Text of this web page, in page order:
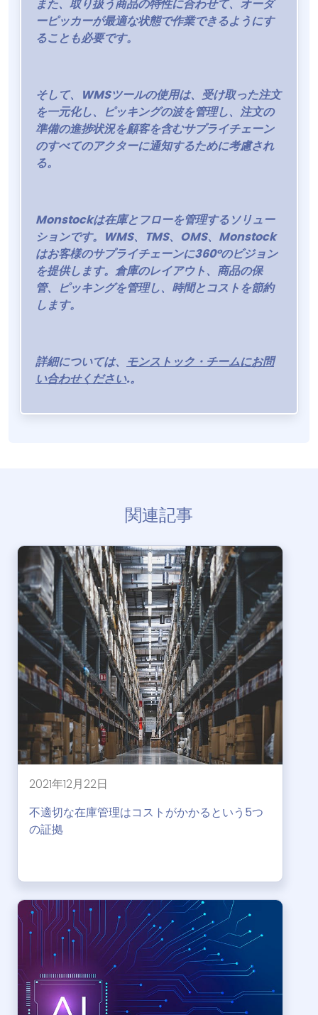
また、取り扱う商品の特性に合わせて、オーダ
ーピッカーが最適な状態で作業できるようにす
ることも必要です。
そして、WMSツールの使用は、受け取った注文
を一元化し、ピッキングの波を管理し、注文の
準備の進捗状況を顧客を含むサプライチェーン
のすべてのアクターに通知するために考慮され
る。
Monstockは在庫とフローを管理するソリュー
ションです。WMS、TMS、OMS、Monstock
はお客様のサプライチェーンに360°のビジョン
を提供します。倉庫のレイアウト、商品の保
管、ピッキングを管理し、時間とコストを節約
します。
詳細については、 モンストック・チームにお問
い合わせください.。
関連記事
2021年12月22日
不適切な在庫管理はコストがかかるという5つ
の証拠